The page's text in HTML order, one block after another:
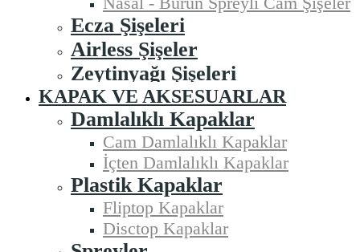
Ecza Şişeleri
Airless Şişeler
Zeytinyağı Şişeleri
KAPAK VE AKSESUARLAR
Damlalıklı Kapaklar
Cam Damlalıklı Kapaklar
İçten Damlalıklı Kapaklar
Plastik Kapaklar
Fliptop Kapaklar
Disctop Kapaklar